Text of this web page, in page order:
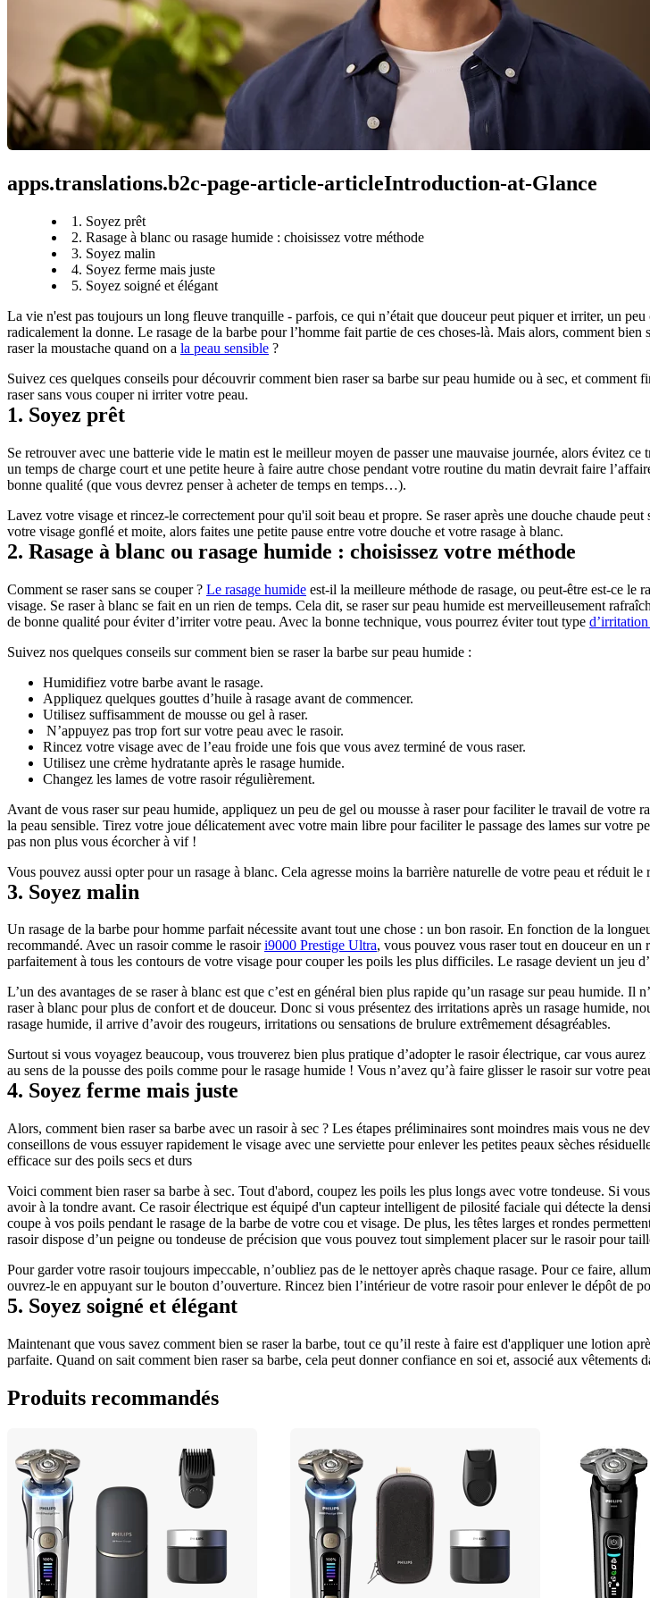
apps.translations.b2c-page-article-articleIntroduction-at-Glance
1. Soyez prêt
2. Rasage à blanc ou rasage humide : choisissez votre méthode
3. Soyez malin
4. Soyez ferme mais juste
5. Soyez soigné et élégant
La vie n'est pas toujours un long fleuve tranquille - parfois, ce qui n’était que douceur peut piquer et irriter, un
radicalement la donne. Le rasage de la barbe pour l’homme fait partie de ces choses-là. Mais alors, comment
raser la moustache quand on a la peau sensible ?
Suivez ces quelques conseils pour découvrir comment bien raser sa barbe sur peau humide ou à sec, et
raser sans vous couper ni irriter votre peau.
1. Soyez prêt
Se retrouver avec une batterie vide le matin est le meilleur moyen de passer une mauvaise journée, alors évitez
un temps de charge court et une petite heure à faire autre chose pendant votre routine du matin devrait faire
bonne qualité (que vous devrez penser à acheter de temps en temps…).
Lavez votre visage et rincez-le correctement pour qu'il soit beau et propre. Se raser après une douche chaude
votre visage gonflé et moite, alors faites une petite pause entre votre douche et votre rasage à blanc.
2. Rasage à blanc ou rasage humide : choisissez votre méthode
Comment se raser sans se couper ? Le rasage humide est-il la meilleure méthode de rasage, ou peut-être est-ce le
visage. Se raser à blanc se fait en un rien de temps. Cela dit, se raser sur peau humide est merveilleusement
de bonne qualité pour éviter d’irriter votre peau. Avec la bonne technique, vous pourrez éviter tout type
Suivez nos quelques conseils sur comment bien se raser la barbe sur peau humide :
Humidifiez votre barbe avant le rasage.
Appliquez quelques gouttes d’huile à rasage avant de commencer.
Utilisez suffisamment de mousse ou gel à raser.
N’appuyez pas trop fort sur votre peau avec le rasoir.
Rincez votre visage avec de l’eau froide une fois que vous avez terminé de vous raser.
Utilisez une crème hydratante après le rasage humide.
Changez les lames de votre rasoir régulièrement.
Avant de vous raser sur peau humide, appliquez un peu de gel ou mousse à raser pour faciliter le travail de votre
la peau sensible. Tirez votre joue délicatement avec votre main libre pour faciliter le passage des lames sur votre
pas non plus vous écorcher à vif !
Vous pouvez aussi opter pour un rasage à blanc. Cela agresse moins la barrière naturelle de votre peau et réduit le
3. Soyez malin
Un rasage de la barbe pour homme parfait nécessite avant tout une chose : un bon rasoir. En fonction de la
recommandé. Avec un rasoir comme le rasoir i9000 Prestige Ultra, vous pouvez vous raser tout en douceur en
parfaitement à tous les contours de votre visage pour couper les poils les plus difficiles. Le rasage devient un jeu
L’un des avantages de se raser à blanc est que c’est en général bien plus rapide qu’un rasage sur peau humide.
raser à blanc pour plus de confort et de douceur. Donc si vous présentez des irritations après un rasage humide,
rasage humide, il arrive d’avoir des rougeurs, irritations ou sensations de brulure extrêmement désagréables.
Surtout si vous voyagez beaucoup, vous trouverez bien plus pratique d’adopter le rasoir électrique, car vous
au sens de la pousse des poils comme pour le rasage humide ! Vous n’avez qu’à faire glisser le rasoir sur votre
4. Soyez ferme mais juste
Alors, comment bien raser sa barbe avec un rasoir à sec ? Les étapes préliminaires sont moindres mais vous ne
conseillons de vous essuyer rapidement le visage avec une serviette pour enlever les petites peaux sèches
efficace sur des poils secs et durs
Voici comment bien raser sa barbe à sec. Tout d'abord, coupez les poils les plus longs avec votre tondeuse. Si
avoir à la tondre avant. Ce rasoir électrique est équipé d'un capteur intelligent de pilosité faciale qui détecte la
coupe à vos poils pendant le rasage de la barbe de votre cou et visage. De plus, les têtes larges et rondes
rasoir dispose d’un peigne ou tondeuse de précision que vous pouvez tout simplement placer sur le rasoir pour
Pour garder votre rasoir toujours impeccable, n’oubliez pas de le nettoyer après chaque rasage. Pour ce faire,
ouvrez-le en appuyant sur le bouton d’ouverture. Rincez bien l’intérieur de votre rasoir pour enlever le dépôt de
5. Soyez soigné et élégant
Maintenant que vous savez comment bien se raser la barbe, tout ce qu’il reste à faire est d'appliquer une lotion
parfaite. Quand on sait comment bien raser sa barbe, cela peut donner confiance en soi et, associé aux
Produits recommandés